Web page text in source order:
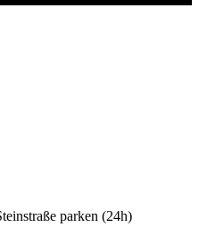
parken (24h)